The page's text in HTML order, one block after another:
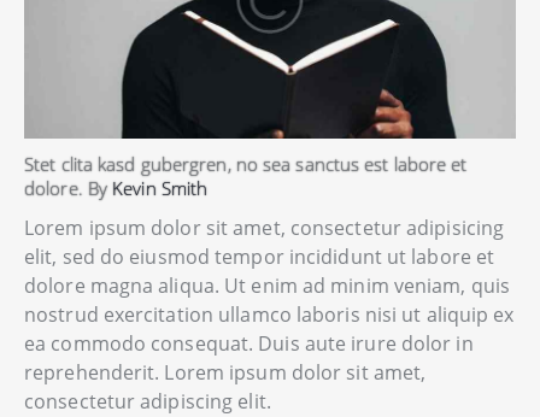
Stet clita kasd gubergren, no sea sanctus est labore et
dolore. ByKevin Smith
Lorem ipsum dolor sit amet, consectetur adipisicing
elit, sed do eiusmod tempor incididunt ut labore et
dolore magna aliqua. Ut enim ad minim veniam, quis
nostrud exercitation ullamco laboris nisi ut aliquip ex
ea commodo consequat. Duis aute irure dolor in
reprehenderit. Lorem ipsum dolor sit amet,
consectetur adipiscing elit.